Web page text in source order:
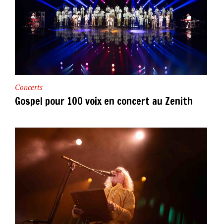
Concerts
Gospel pour 100 voix en concert au Zenith